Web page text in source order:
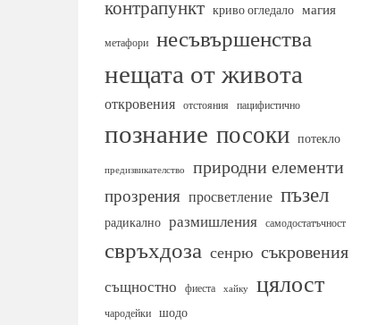
контрапункт криво огледало магия
метафори несъвършенства
нещата от живота
откровения отстояния пацифистично
познание посоки потекло
предизвикателство природни елементи
прозрения просветление пъзел
радикално размишления самодостатъчност
свръхдоза сенрю съкровения
същностно фиеста хайку цялост
чародейки шодо